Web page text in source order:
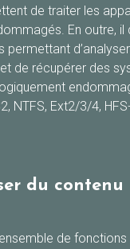
de traiter les
En outre, il
permettant
de récupérer des
NTFS, Ext2/3/4,
du contenu
de fonctions